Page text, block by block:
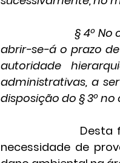
§ 4º
abrir-se-á o prazo
autoridade
administrativas, a
disposição do § 3º
necessidade de